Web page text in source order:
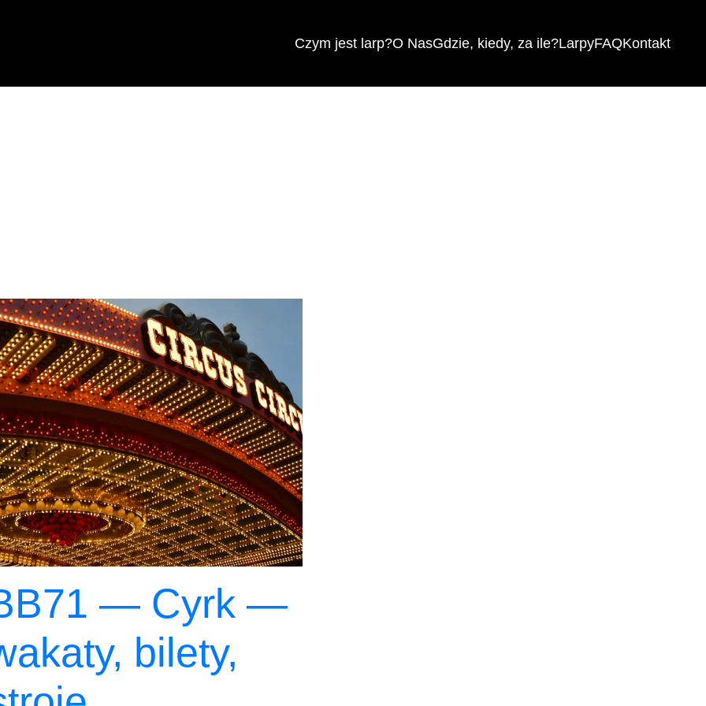
Czym jest larp?O NasGdzie, kiedy, za ile?LarpyFAQKontakt
— Cyrk —
bilety,